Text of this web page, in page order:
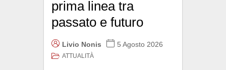
prima linea tra
passato e futuro
Livio Nonis 5 Agosto 2026
ATTUALITÀ